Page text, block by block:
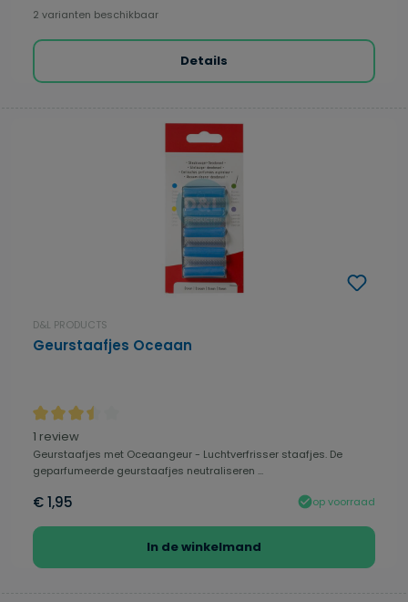
2 varianten beschikbaar
Details
D&L PRODUCTS
Geurstaafjes Oceaan
Gemiddelde waardering van 3.5 van 5 sterren
1 review
Geurstaafjes met Oceaangeur - Luchtverfrisser staafjes. De
geparfumeerde geurstaafjes neutraliseren ...
€ 1,95 op voorraad
In de winkelmand